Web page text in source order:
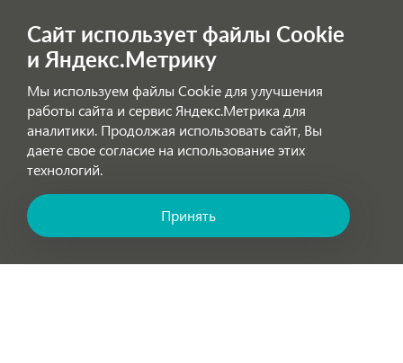
ОФИЦИАЛЬНЫЙ ИНТЕРНЕТ-МАГАЗИН
На сайте представлена актуальная информация о поставляемых в
Россию моделях сантехники CeruttiSPA. У нас вы можете заказать
сантехнику с доставкой и, при необходимости, монтажем.
Внимание!
Цены, указанные на сайте, не являются публичной
Позвоните нам! Звонок бесплатный по России!
Сайт использует файлы Cookie
и Яндекс.Метрику
Мы используем файлы Cookie для улучшения
работы сайта и сервис Яндекс.Метрика для
аналитики. Продолжая использовать сайт, Вы
даете свое согласие на использование этих
технологий.
Принять